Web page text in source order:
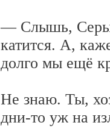
— Слышь,
катится. А,
долго мы ещё
Не знаю. Ты,
дни-то уж на